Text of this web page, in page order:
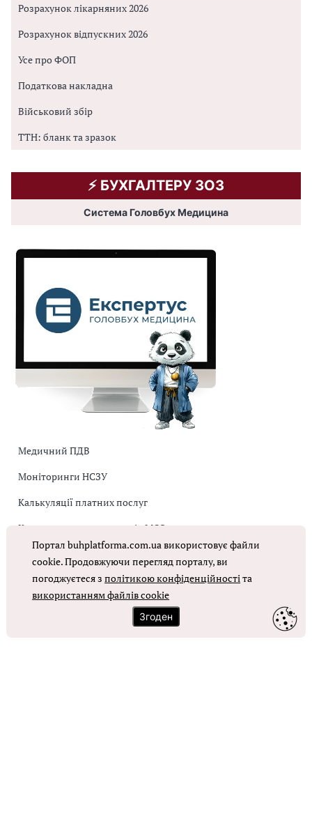
Розрахунок лікарняних 2026
Розрахунок відпускних 2026
Усе про ФОП
Податкова накладна
Військовий збір
ТТН: бланк та зразок
⚡️ БУХГАЛТЕРУ ЗОЗ
Система Головбух Медицина
Медичний ПДВ
Моніторинги НСЗУ
Калькуляції платних послуг
Коригувальна накладна від МОЗ
Оплата праці в КНП
ОТРИМАТИ ДОСТУП
Портал buhplatforma.com.ua використовує файли
cookie. Продовжуючи перегляд порталу, ви
погоджуєтеся зполітикою конфіденційностіта
використанням файлів cookie
Згоден